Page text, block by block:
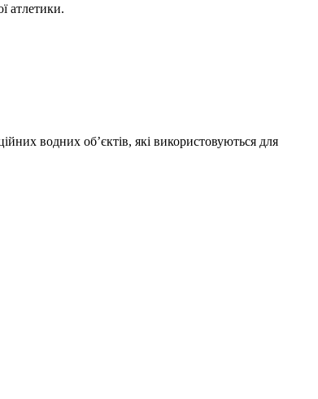
атлетики.
водних об’єктів, які використовуються для